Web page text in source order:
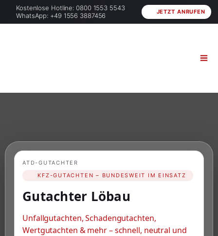
Kostenlose Hotline: 0800 1553 5543
WhatsApp: +49 1556 3887456
JETZT ANRUFEN
ATD-GUTACHTER
KFZ-GUTACHTEN – BUNDESWEIT IM EINSATZ
Gutachter Löbau
Unfallgutachten, Schadengutachten,
Wertgutachten & mehr – schnell, neutral und